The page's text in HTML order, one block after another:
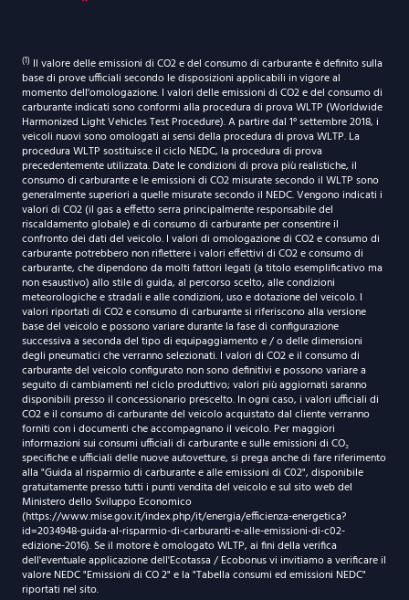
9:30-12:30 | 14.30-18:30
(1) Il valore delle emissioni di CO2 e del consumo di carburante è definito sulla
base di prove ufficiali secondo le disposizioni applicabili in vigore al
momento dell'omologazione. I valori delle emissioni di CO2 e del consumo di
carburante indicati sono conformi alla procedura di prova WLTP (Worldwide
Harmonized Light Vehicles Test Procedure). A partire dal 1° settembre 2018, i
veicoli nuovi sono omologati ai sensi della procedura di prova WLTP. La
procedura WLTP sostituisce il ciclo NEDC, la procedura di prova
precedentemente utilizzata. Date le condizioni di prova più realistiche, il
consumo di carburante e le emissioni di CO2 misurate secondo il WLTP sono
generalmente superiori a quelle misurate secondo il NEDC. Vengono indicati i
valori di CO2 (il gas a effetto serra principalmente responsabile del
riscaldamento globale) e di consumo di carburante per consentire il
confronto dei dati del veicolo. I valori di omologazione di CO2 e consumo di
carburante potrebbero non riflettere i valori effettivi di CO2 e consumo di
carburante, che dipendono da molti fattori legati (a titolo esemplificativo ma
non esaustivo) allo stile di guida, al percorso scelto, alle condizioni
meteorologiche e stradali e alle condizioni, uso e dotazione del veicolo. I
valori riportati di CO2 e consumo di carburante si riferiscono alla versione
base del veicolo e possono variare durante la fase di configurazione
successiva a seconda del tipo di equipaggiamento e / o delle dimensioni
degli pneumatici che verranno selezionati. I valori di CO2 e il consumo di
carburante del veicolo configurato non sono definitivi e possono variare a
seguito di cambiamenti nel ciclo produttivo; valori più aggiornati saranno
disponibili presso il concessionario prescelto. In ogni caso, i valori ufficiali di
CO2 e il consumo di carburante del veicolo acquistato dal cliente verranno
forniti con i documenti che accompagnano il veicolo. Per maggiori
informazioni sui consumi ufficiali di carburante e sulle emissioni di CO₂
specifiche e ufficiali delle nuove autovetture, si prega anche di fare riferimento
alla "Guida al risparmio di carburante e alle emissioni di C02", disponibile
gratuitamente presso tutti i punti vendita del veicolo e sul sito web del
Ministero dello Sviluppo Economico
(https://www.mise.gov.it/index.php/it/energia/efficienza-energetica?
id=2034948-guida-al-risparmio-di-carburanti-e-alle-emissioni-di-c02-
edizione-2016). Se il motore è omologato WLTP, ai fini della verifica
dell'eventuale applicazione dell'Ecotassa / Ecobonus vi invitiamo a verificare il
valore NEDC "Emissioni di CO 2" e la "Tabella consumi ed emissioni NEDC"
riportati nel sito.